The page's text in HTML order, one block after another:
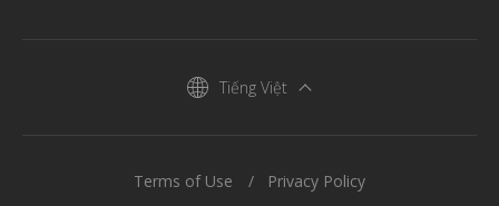
Tiếng Việt
Terms of Use Privacy Policy